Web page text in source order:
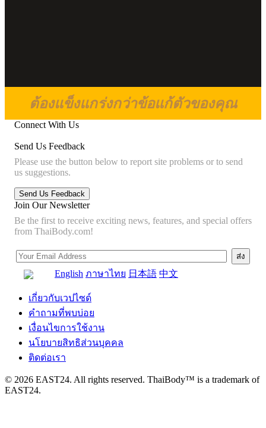
ต้องแข็งแกร่งกว่าข้อแก้ตัวของคุณ
Connect With Us
Send Us Feedback
Please use the button below to report site problems or to send
us suggestions.
Join Our Newsletter
Be the first to receive exciting news, features, and special offers
from ThaiBody.com!
English ภาษาไทย 日本語 中文
เกี่ยวกับเวปไซด์
คำถามที่พบบ่อย
เงื่อนไขการใช้งาน
นโยบายสิทธิส่วนบุคคล
ติดต่อเรา
© 2026 EAST24. All rights reserved. ThaiBody™ is a trademark of
EAST24.